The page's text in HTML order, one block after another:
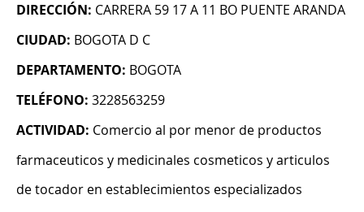
DIRECCIÓN: CARRERA 59 17 A 11 BO PUENTE ARANDA
CIUDAD: BOGOTA D C
DEPARTAMENTO: BOGOTA
TELÉFONO: 3228563259
ACTIVIDAD: Comercio al por menor de productos
farmaceuticos y medicinales cosmeticos y articulos
de tocador en establecimientos especializados